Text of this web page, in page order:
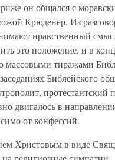
он общался с
Крюденер. Из
нравственный
это положение, и в
массовыми тиражами
Библейского
протестантский
двигалось в
от конфессий.
Христовым в виде